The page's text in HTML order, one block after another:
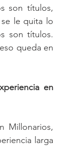
son títulos,
le quita lo
son títulos.
queda en
en
Millonarios,
larga